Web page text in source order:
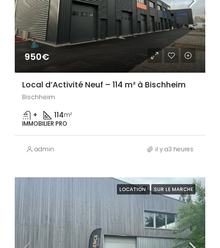
950€
Local d’Activité Neuf – 114 m² à Bischheim
Bischheim
+ 114m²
IMMOBILIER PRO
admin il y a3 heures
LOCATION SUR LE MARCHE